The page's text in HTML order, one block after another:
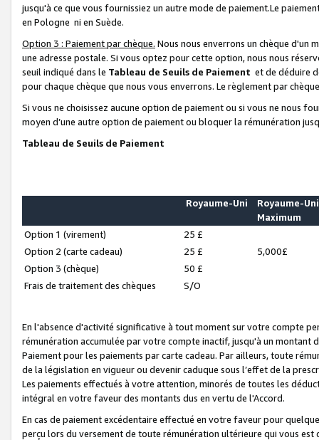
jusqu'à ce que vous fournissiez un autre mode de paiement.Le
en Pologne ni en Suède.
Option 3 : Paiement par chèque. Nous nous enverrons un chèque d'un
une adresse postale. Si vous optez pour cette option, nous nous
seuil indiqué dans le Tableau de Seuils de Paiement et de déduire
pour chaque chèque que nous vous enverrons. Le règlement par
Si vous ne choisissez aucune option de paiement ou si vous ne nous
moyen d’une autre option de paiement ou bloquer la rémunération
Tableau de Seuils de Paiement
Royaume-Uni
Royaume-Uni
Maximum
Option 1 (virement)
25 £
Option 2 (carte cadeau)
25 £
5,000£
Option 3 (chèque)
50 £
Frais de traitement des chèques
S/O
En l'absence d'activité significative à tout moment sur votre compte
rémunération accumulée par votre compte inactif, jusqu'à un montant
Paiement pour les paiements par carte cadeau. Par ailleurs, toute
de la législation en vigueur ou devenir caduque sous l’effet de la
Les paiements effectués à votre attention, minorés de toutes les
intégral en votre faveur des montants dus en vertu de l'Accord.
En cas de paiement excédentaire effectué en votre faveur pour
perçu lors du versement de toute rémunération ultérieure qui vous est